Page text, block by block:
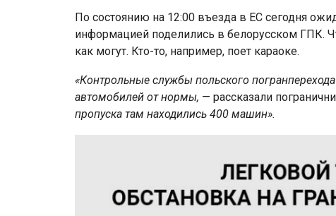
По состоянию на 12:00 въезда в ЕС сегодня
информацией поделились в белорусском ГПК.
как могут. Кто-то, например, поет караоке.
«Контрольные службы польского
автомобилей от нормы, — рассказали
пропуска там находились 400 машин».